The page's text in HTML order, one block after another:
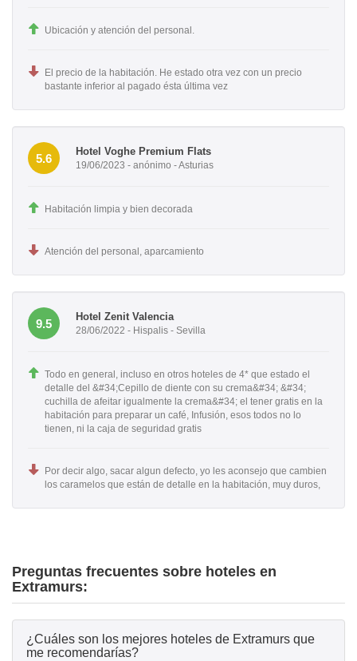
Ubicación y atención del personal.
El precio de la habitación. He estado otra vez con un precio
bastante inferior al pagado ésta última vez
5.6
Hotel Voghe Premium Flats
19/06/2023 - anónimo - Asturias
Habitación limpia y bien decorada
Atención del personal, aparcamiento
9.5
Hotel Zenit Valencia
28/06/2022 - Hispalis - Sevilla
Todo en general, incluso en otros hoteles de 4* que estado el
detalle del &#34;Cepillo de diente con su crema&#34; &#34;
cuchilla de afeitar igualmente la crema&#34; el tener gratis en la
habitación para preparar un café, Infusión, esos todos no lo
tienen, ni la caja de seguridad gratis
Por decir algo, sacar algun defecto, yo les aconsejo que cambien
los caramelos que están de detalle en la habitación, muy duros,
Preguntas frecuentes sobre hoteles en
Extramurs:
¿Cuáles son los mejores hoteles de Extramurs que
me recomendarías?